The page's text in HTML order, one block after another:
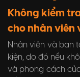
Không kiểm
cho nhân viên
Nhân viên và ban
kiện, do đó nếu
và phong cách